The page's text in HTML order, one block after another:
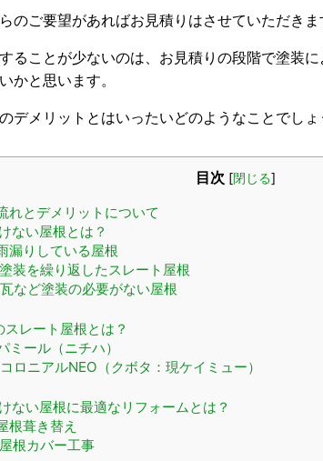
のご要望があればお見積りはさせていただきま
ることが少ないのは、お見積りの段階で塗装
かと思います。
デメリットとはいったいどのようなことでしょ
目次 [閉じる]
れとデメリットについて
ない屋根とは？
漏りしている屋根
塗装を繰り返したスレート屋根
瓦など塗装の必要がない屋根
レート屋根とは？
ミール（ニチハ）
コロニアルNEO（クボタ：現ケイミュー）
ない屋根に最適なリフォームとは？
根葺き替え
屋根カバー工事